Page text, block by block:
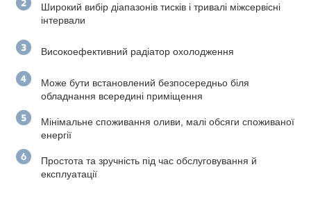
Широкий вибір діапазонів тисків і тривалі міжсервісні
інтервали
Високоефективний радіатор охолодження
Може бути встановлений безпосередньо біля
обладнання всередині приміщення
Мінімальне споживання оливи, малі обсяги споживаної
енергії
Простота та зручність під час обслуговування й
експлуатації